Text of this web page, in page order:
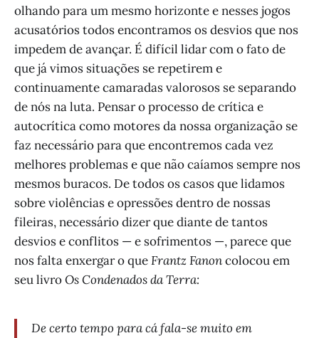
olhando para um mesmo horizonte e nesses jogos
acusatórios todos encontramos os desvios que nos
impedem de avançar. É difícil lidar com o fato de
que já vimos situações se repetirem e
continuamente camaradas valorosos se separando
de nós na luta. Pensar o processo de crítica e
autocrítica como motores da nossa organização se
faz necessário para que encontremos cada vez
melhores problemas e que não caíamos sempre nos
mesmos buracos. De todos os casos que lidamos
sobre violências e opressões dentro de nossas
fileiras, necessário dizer que diante de tantos
desvios e conflitos — e sofrimentos —, parece que
nos falta enxergar o queFrantz Fanoncolocou em
seu livroOs Condenados da Terra:
De certo tempo para cá fala-se muito em